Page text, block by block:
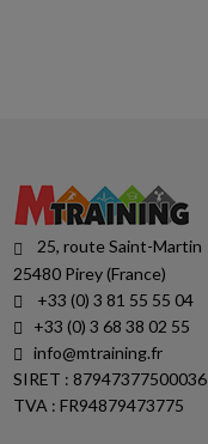
25, route Saint-Martin
25480 Pirey (France)
+33 (0) 3 81 55 55 04
+33 (0) 3 68 38 02 55
info@mtraining.fr
SIRET : 87947377500036
TVA : FR94879473775